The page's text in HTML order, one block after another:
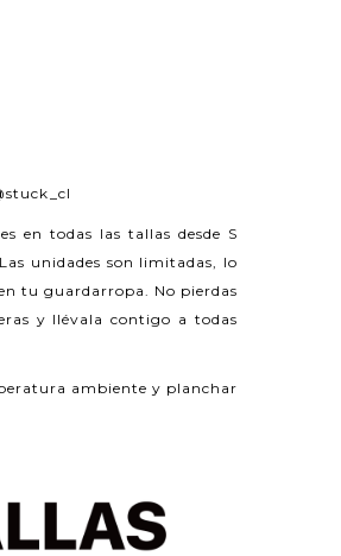
en todas las tallas desde S
unidades son limitadas, lo
tu guardarropa. No pierdas
y llévala contigo a todas
ambiente y planchar